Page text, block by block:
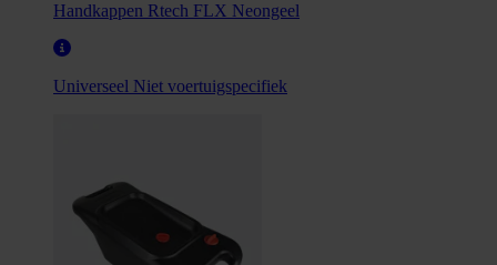
Handkappen Rtech FLX Neongeel
Universeel Niet voertuigspecifiek